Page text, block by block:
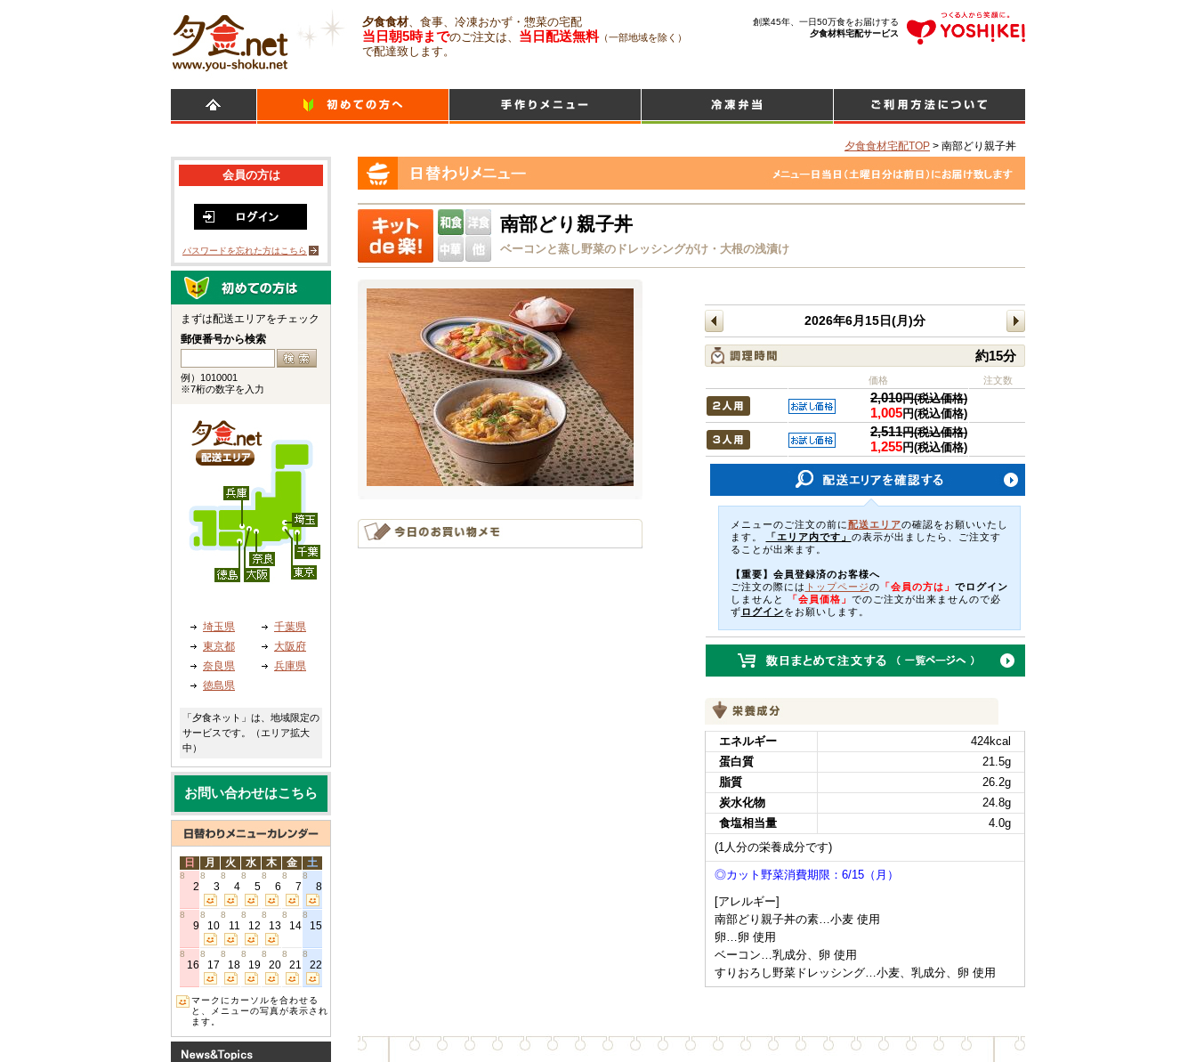
夕食食材、食事、冷凍おかず・惣菜の宅配
当日朝5時までのご注文は、 当日配送無料（一部地域を除く）
で配達致します。
創業45年、一日50万食をお届けする
夕食材料宅配サービス
夕食食材宅配TOP > 南部どり親子丼
南部どり親子丼
ベーコンと蒸し野菜のドレッシングがけ・大根の浅漬け
2026年6月15日(月)分
約15分
価格 注文数
2,010円(税込価格)
1,005円(税込価格)
2,511円(税込価格)
1,255円(税込価格)
メニューのご注文の前に配送エリアの確認をお願いいたし
ます。
「エリア内です」 の表示が出ましたら、ご注文す
ることが出来ます。
【重要】会員登録済のお客様へ
ご注文の際には トップページの 「会員の方は」 でログイン
しませんと
「会員価格」 でのご注文が出来ませんので必
ず ログインをお願いします。
エネルギー
424kcal
蛋白質
21.5g
脂質
26.2g
炭水化物
24.8g
食塩相当量
4.0g
(1人分の栄養成分です)
◎カット野菜消費期限：6/15（月）
[アレルギー]
南部どり親子丼の素…小麦 使用
卵…卵 使用
ベーコン…乳成分、卵 使用
すりおろし野菜ドレッシング…小麦、乳成分、卵 使用
会員の方は
パスワードを忘れた方はこちら
まずは配送エリアをチェック
郵便番号から検索
例）1010001
※7桁の数字を入力
埼玉県
千葉県
東京都
大阪府
奈良県
兵庫県
徳島県
「夕食ネット」は、地域限定の
サービスです。（エリア拡大
中）
お問い合わせはこちら
日 月 火 水 木 金 土
8
2
8
3
8
4
8
5
8
6
8
7
8
8
8
9
8
10
8
11
8
12
8
13
8
14
8
15
8
16
8
17
8
18
8
19
8
20
8
21
8
22
マークにカーソルを合わせる
と、メニューの写真が表示され
ます。